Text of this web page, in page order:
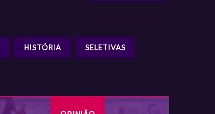
HISTÓRIA SELETIVAS